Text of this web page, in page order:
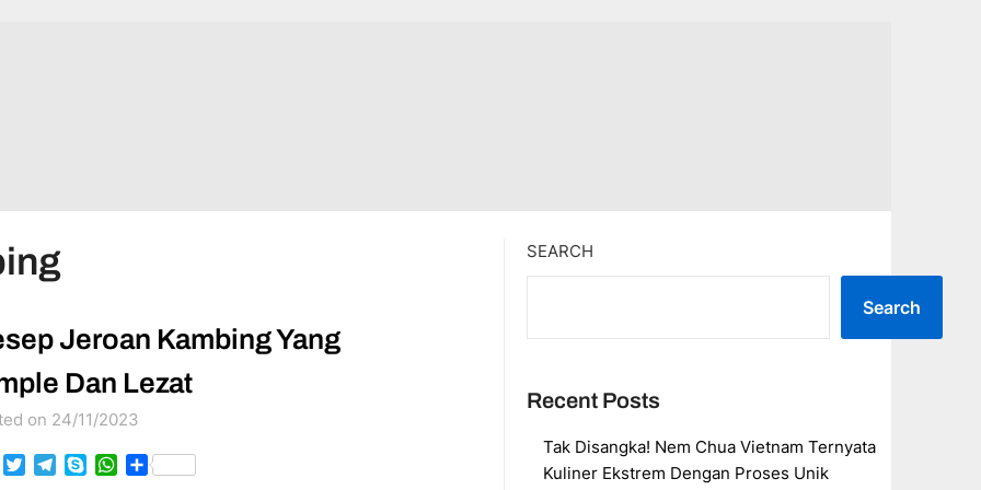
Jeroan Kambing Yang
Dan Lezat
on 24/11/2023
Facebook
TwitterTelegram
SkypeWhatsApp
Share
SEARCH
Search
Recent Posts
Tak Disangka! Nem Chua Vietnam Ternyata
Kuliner Ekstrem Dengan Proses Unik